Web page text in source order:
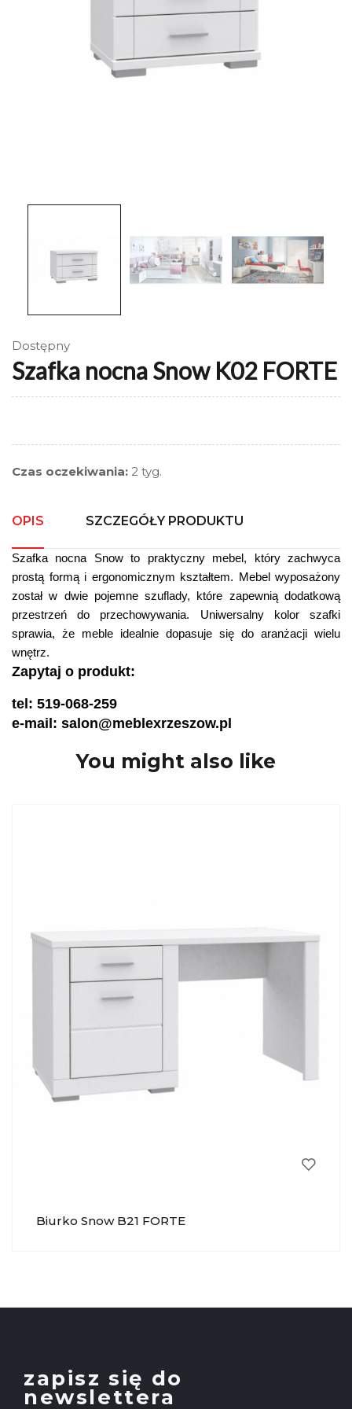
Dostępny
Szafka nocna Snow K02 FORTE
Czas oczekiwania: 2 tyg.
OPIS SZCZEGÓŁY PRODUKTU
Szafka nocna Snow to praktyczny mebel, który zachwyca
prostą formą i ergonomicznym kształtem. Mebel wyposażony
został w dwie pojemne szuflady, które zapewnią dodatkową
przestrzeń do przechowywania. Uniwersalny kolor szafki
sprawia, że meble idealnie dopasuje się do aranżacji wielu
wnętrz.
Zapytaj o produkt:
tel: 519-068-259
e-mail: salon@meblexrzeszow.pl
You might also like
Biurko Snow B21 FORTE
zapisz się do
newslettera